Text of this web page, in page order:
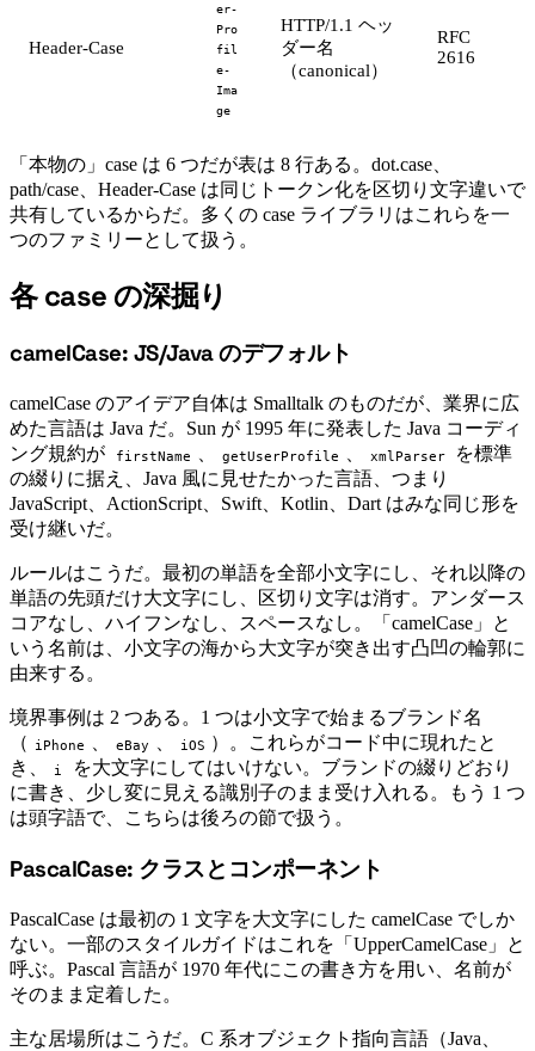
Header-Case
er-
Pro
fil
e-
Ima
ge
HTTP/1.1 ヘッ
ダー名
（canonical）
RFC
2616
「本物の」case は 6 つだが表は 8 行ある。dot.case、
path/case、Header-Case は同じトークン化を区切り文字違いで
共有しているからだ。多くの case ライブラリはこれらを一
つのファミリーとして扱う。
#
各 case の深掘り
#
camelCase: JS/Java のデフォルト
camelCase のアイデア自体は Smalltalk のものだが、業界に広
めた言語は Java だ。Sun が 1995 年に発表した Java コーディ
ング規約が
firstName getUserProfile xmlParser
を標準
の綴りに据え、Java 風に見せたかった言語、つまり
JavaScript、ActionScript、Swift、Kotlin、Dart はみな同じ形を
受け継いだ。
ルールはこうだ。最初の単語を全部小文字にし、それ以降の
単語の先頭だけ大文字にし、区切り文字は消す。アンダース
コアなし、ハイフンなし、スペースなし。「camelCase」と
いう名前は、小文字の海から大文字が突き出す凸凹の輪郭に
由来する。
境界事例は 2 つある。1 つは小文字で始まるブランド名
（
iPhone eBay iOS ）。これらがコード中に現れたと
き、
i
を大文字にしてはいけない。ブランドの綴りどおり
に書き、少し変に見える識別子のまま受け入れる。もう 1 つ
は頭字語で、こちらは後ろの節で扱う。
#
PascalCase: クラスとコンポーネント
PascalCase は最初の 1 文字を大文字にした camelCase でしか
ない。一部のスタイルガイドはこれを「UpperCamelCase」と
呼ぶ。Pascal 言語が 1970 年代にこの書き方を用い、名前が
そのまま定着した。
主な居場所はこうだ。C 系オブジェクト指向言語（Java、